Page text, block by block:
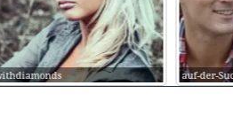
der-Suche gfx09